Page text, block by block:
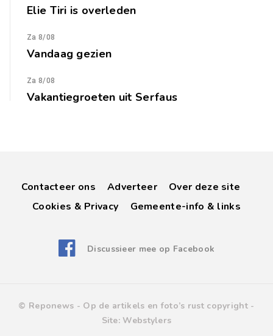
Elie Tiri is overleden
Za 8/08
Vandaag gezien
Za 8/08
Vakantiegroeten uit Serfaus
Contacteer ons Adverteer
Over deze site
Cookies & Privacy
Gemeente-info & links
Discussieer mee op Facebook
© Reponews - Op de artikels en foto’s rust copyright -
Site: Webstylers